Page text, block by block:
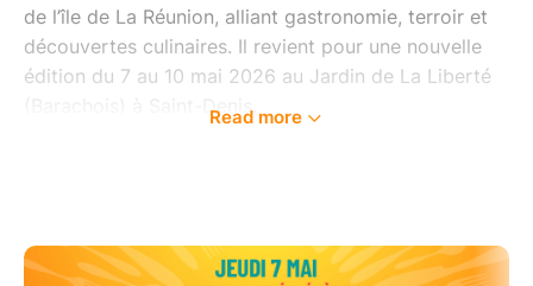
de l’île de La Réunion, alliant gastronomie, terroir et
découvertes culinaires. Il revient pour une nouvelle
édition du 7 au 10 mai 2026 au Jardin de La Liberté
(Barachois) à Saint-Denis.
ZEST vous invite à vivre une expérience culinaire et
Read more